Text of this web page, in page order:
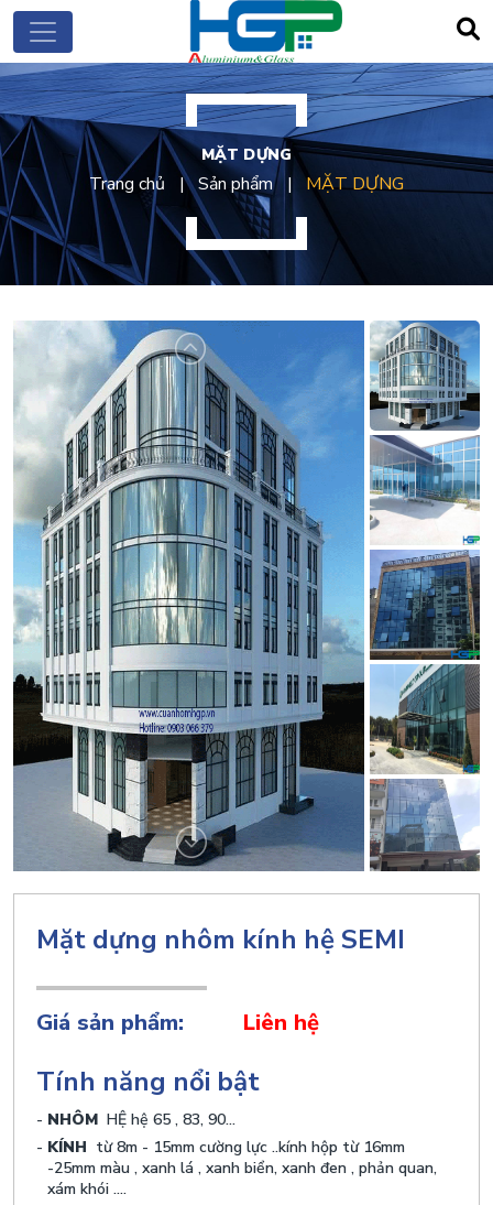
MẶT DỰNG
Trang chủ Sản phẩm MẶT DỰNG
Mặt dựng nhôm kính hệ SEMI
Giá sản phẩm: Liên hệ
Tính năng nổi bật
NHÔM HỆ hệ 65 , 83, 90...
KÍNH từ 8m - 15mm cường lực ..kính hộp từ 16mm
-25mm màu , xanh lá , xanh biển, xanh đen , phản quan,
xám khói ....